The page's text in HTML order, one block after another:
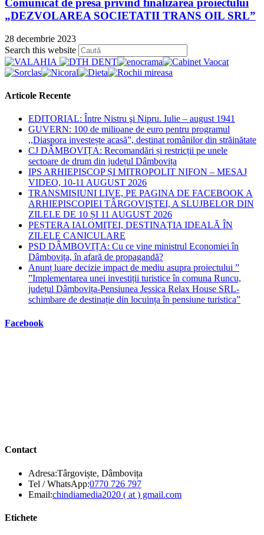
Comunicat de presă privind finalizarea proiectului
„DEZVOLAREA SOCIETATII TRANS OIL SRL”
28 decembrie 2023
Search this website
Escape
Articole Recente
EDITORIAL: Între Nistru şi Nipru. Iulie – august 1941
GUVERN: 100 de milioane de euro pentru programul
,,Diaspora investește acasă”, destinat românilor din străinătate
CJ DÂMBOVIȚA: Recomandări și restricții pe unele
sectoare de drum din județul Dâmbovița
IPS ARHIEPISCOP ȘI MITROPOLIT NIFON – MESAJ
VIDEO, 10-11 AUGUST 2026
TRANSMISIUNI LIVE, PE PAGINA DE FACEBOOK A
ARHIEPISCOPIEI TÂRGOVIȘTEI, A SLUJBELOR DIN
ZILELE DE 10 ȘI 11 AUGUST 2026
PEȘTERA IALOMIȚEI, DESTINAȚIA IDEALĂ ÎN
ZILELE CANICULARE
PSD DÂMBOVIȚA: Cu ce vine ministrul Economiei în
Dâmbovița, în afară de propagandă?
Anunț luare decizie impact de mediu asupra proiectului ”
”Implementarea unei investiții turistice în comuna Runcu,
județul Dâmbovița-Pensiunea Jessica Relax House SRL-
schimbare de destinație din locuința în pensiune turistica”
Facebook
Contact
Adresa:Târgoviște, Dâmbovița
Tel / WhatsApp:0770 726 797Opens
in
Email:chindiamedia2020 ( at ) gmail.comOpens
Etichete